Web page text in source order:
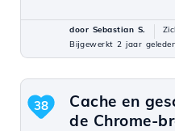
door Sebastian S.
Bijgewerkt 2 jaar geleden
Cache en
de Chrome-
38